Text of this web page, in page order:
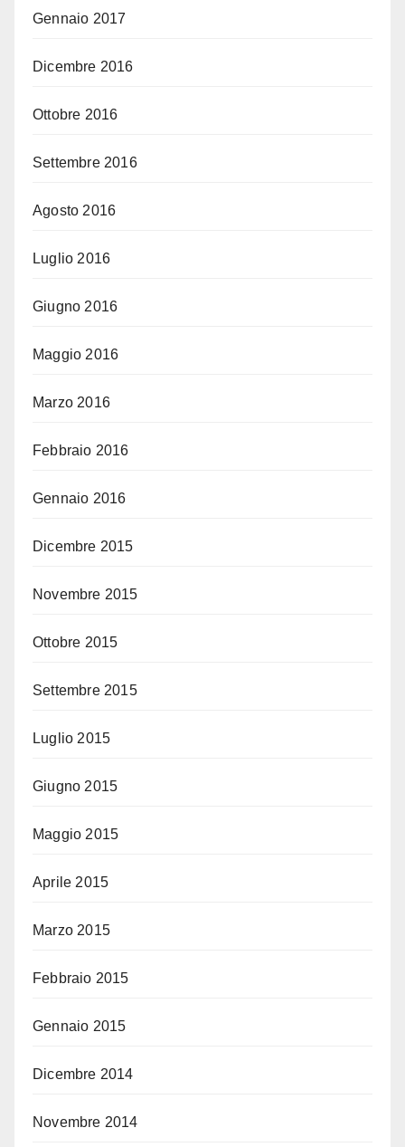
Gennaio 2017
Dicembre 2016
Ottobre 2016
Settembre 2016
Agosto 2016
Luglio 2016
Giugno 2016
Maggio 2016
Marzo 2016
Febbraio 2016
Gennaio 2016
Dicembre 2015
Novembre 2015
Ottobre 2015
Settembre 2015
Luglio 2015
Giugno 2015
Maggio 2015
Aprile 2015
Marzo 2015
Febbraio 2015
Gennaio 2015
Dicembre 2014
Novembre 2014